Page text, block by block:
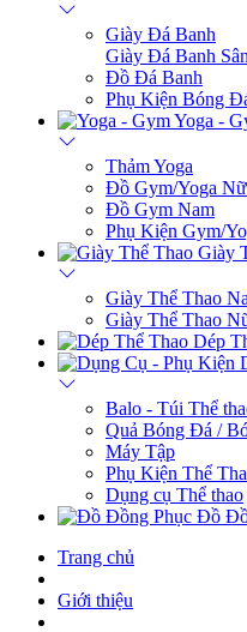
Giày Đá Banh
Giày Đá Banh
Đồ Đá Banh
Phụ Kiện Bóng
Yoga -
Thảm Yoga
Đồ Gym/Yoga Nữ
Đồ Gym Nam
Phụ Kiện Gym/
Giày
Giày Thể Thao
Giày Thể Thao
Dép
Balo - Túi Thể
Quả Bóng Đá /
Máy Tập
Phụ Kiện Thể
Dụng cụ Thể thao
Đồ
Trang chủ
Giới thiệu